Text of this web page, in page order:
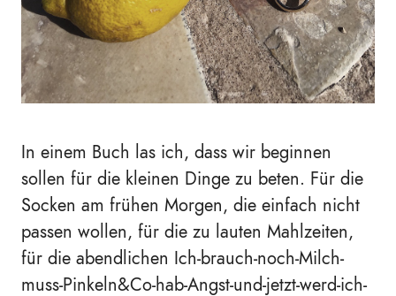
In einem Buch las ich, dass wir beginnen
sollen für die kleinen Dinge zu beten. Für die
Socken am frühen Morgen, die einfach nicht
passen wollen, für die zu lauten Mahlzeiten,
für die abendlichen Ich-brauch-noch-Milch-
muss-Pinkeln&Co-hab-Angst-und-jetzt-werd-ich-